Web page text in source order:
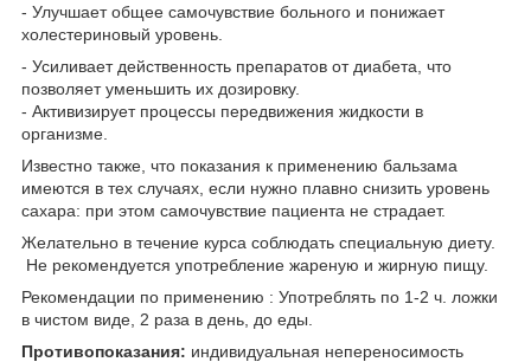
- Улучшает общее самочувствие больного и понижает
холестериновый уровень.
- Усиливает действенность препаратов от диабета, что
позволяет уменьшить их дозировку.
- Активизирует процессы передвижения жидкости в
организме.
Известно также, что показания к применению бальзама
имеются в тех случаях, если нужно плавно снизить уровень
сахара: при этом самочувствие пациента не страдает.
Желательно в течение курса соблюдать специальную диету.
Не рекомендуется употребление жареную и жирную пищу.
Рекомендации по применению : Употреблять по 1-2 ч. ложки
в чистом виде, 2 раза в день, до еды.
Противопоказания: индивидуальная непереносимость